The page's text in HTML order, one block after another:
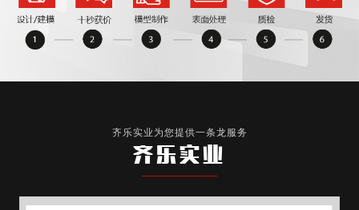
齐乐实业为您提供一条龙服务
齐乐实业